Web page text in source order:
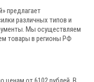
предлагает
различных типов и
Мы осуществляем
товары в регионы РФ